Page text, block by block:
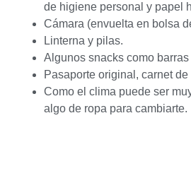
de higiene personal y papel
Cámara (envuelta en bolsa
Linterna y pilas.
Algunos snacks como
Pasaporte original, carnet
Como el clima puede ser
algo de ropa para cambiarte.